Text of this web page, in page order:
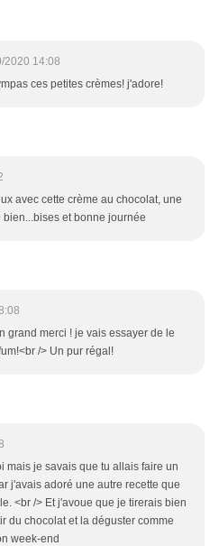
2020 14:08
ces petites crèmes! j'adore!
avec cette crème au chocolat, une
et bonne journée
grand merci ! je vais essayer de le
/> Un pur régal!
mais je savais que tu allais faire un
j'avais adoré une autre recette que
<br /> Et j'avoue que je tirerais bien
du chocolat et la déguster comme
week-end